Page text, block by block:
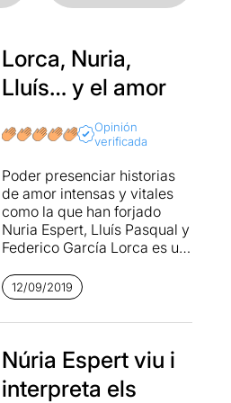
Lorca, Nuria,
Lluís… y el amor
Opinión
verificada
Poder presenciar historias
de amor intensas y vitales
como la que han forjado
Nuria Espert, Lluís Pasqual y
Federico García Lorca es un
convulsa y envidiosa nos ha
permitido disfrutar.
Lo que podemos ver en la
nacido de esta historia de
amor. De amor necesario, de
amor imperecedero, de
12/09/2019
Núria Espert viu i
interpreta els